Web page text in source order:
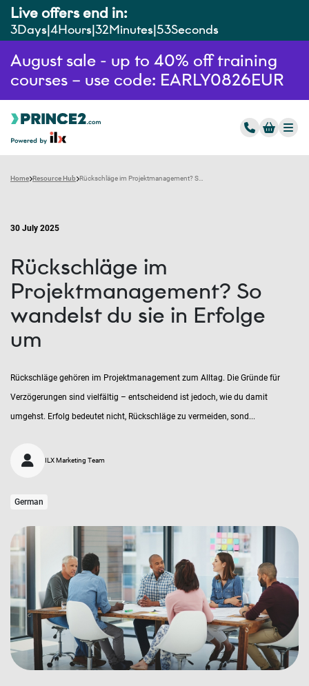
Live offers end in:
3Days 4Hours 32Minutes 52Seconds
August sale - up to 40% off training
courses – use code: EARLY0826EUR
Home Resource Hub
30 July 2025
Rückschläge im
Projektmanagement? So
wandelst du sie in Erfolge
um
Rückschläge gehören im Projektmanagement zum Alltag. Die Gründe für
Verzögerungen sind vielfältig – entscheidend ist jedoch, wie du damit
umgehst. Erfolg bedeutet nicht, Rückschläge zu vermeiden, sond...
ILX Marketing Team
German